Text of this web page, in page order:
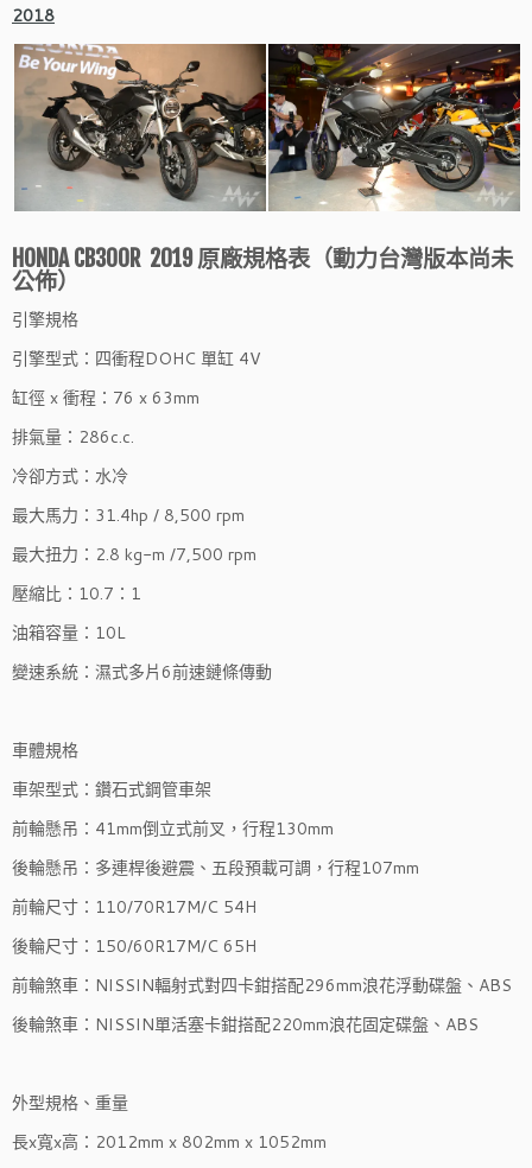
2018
HONDA CB300R 2019 原廠規格表（動力台灣版本尚未
公佈）
引擎規格
引擎型式：四衝程DOHC 單缸 4V
缸徑 x 衝程：76 x 63mm
排氣量：286c.c.
冷卻方式：水冷
最大馬力：31.4hp / 8,500 rpm
最大扭力：2.8 kg-m /7,500 rpm
壓縮比：10.7：1
油箱容量：10L
變速系統：濕式多片6前速鏈條傳動
車體規格
車架型式：鑽石式鋼管車架
前輪懸吊：41mm倒立式前叉，行程130mm
後輪懸吊：多連桿後避震、五段預載可調，行程107mm
前輪尺寸：110/70R17M/C 54H
後輪尺寸：150/60R17M/C 65H
前輪煞車：NISSIN輻射式對四卡鉗搭配296mm浪花浮動碟盤、ABS
後輪煞車：NISSIN單活塞卡鉗搭配220mm浪花固定碟盤、ABS
外型規格、重量
長x寬x高：2012mm x 802mm x 1052mm